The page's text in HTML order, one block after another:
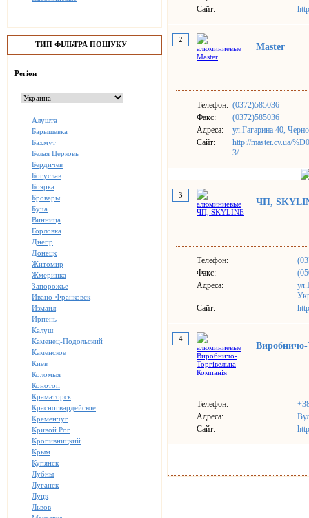
ТИП ФІЛЬТРА ПОШУКУ
Регіон
Алушта
Барышевка
Бахмут
Белая Церковь
Бердичев
Богуслав
Боярка
Бровары
Буча
Винница
Горловка
Днепр
Донецк
Житомир
Жмеринка
Запорожье
Ивано-Франковск
Измаил
Ирпень
Калуш
Каменец-Подольский
Каменское
Киев
Коломыя
Конотоп
Краматорск
Красногвардейское
Кременчуг
Кривой Рог
Кропивницкий
Крым
Купянск
Лубны
Луганск
Луцк
Львов
Сайт:
2
Master
Телефон: (0372)585036
Факс:
(0372)585036
Адреса:
ул.Гагарина 40,
Сайт:
http://master.cv.ua/
3/
3
ЧП,
Телефон:
Факс:
Адреса:
Сайт:
4
Виробничо-
Телефон:
Адреса:
Сайт: